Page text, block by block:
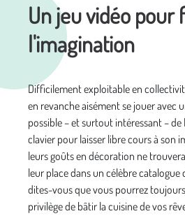
Un jeu vidéo pour
l'imagination
Difficilement exploitable en
en revanche aisément se jouer avec
possible – et surtout intéressant – de
clavier pour laisser libre cours à son
leurs goûts en décoration ne
leur place dans un célèbre catalogue
dites-vous que vous pourrez
privilège de bâtir la cuisine de vos